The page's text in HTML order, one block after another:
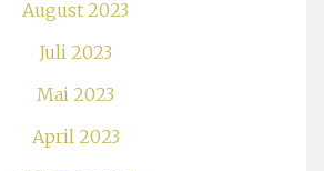
August 2023
Juli 2023
Mai 2023
April 2023